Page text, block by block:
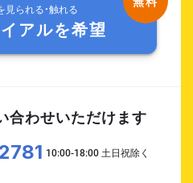
られる・触れる
アルを希望
合わせいただけます